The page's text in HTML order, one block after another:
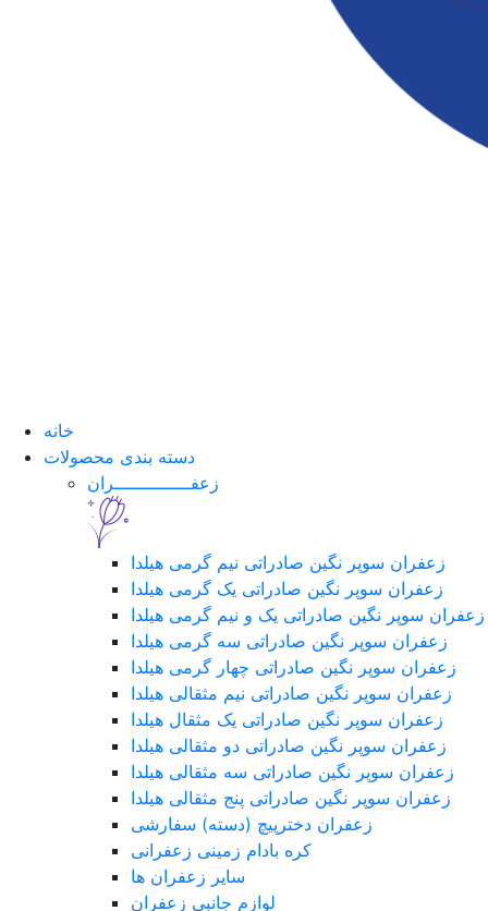
خانه
دسته بندی محصولات
زعفــــــــــــــران
زعفران سوپر نگین صادراتی نیم گرمی هیلدا
زعفران سوپر نگین صادراتی یک گرمی هیلدا
زعفران سوپر نگین صادراتی یک و نیم گرمی هیلدا
زعفران سوپر نگین صادراتی سه گرمی هیلدا
زعفران سوپر نگین صادراتی چهار گرمی هیلدا
زعفران سوپر نگین صادراتی نیم مثقالی هیلدا
زعفران سوپر نگین صادراتی یک مثقال هیلدا
زعفران سوپر نگین صادراتی دو مثقالی هیلدا
زعفران سوپر نگین صادراتی سه مثقالی هیلدا
زعفران سوپر نگین صادراتی پنج مثقالی هیلدا
زعفران دخترپیچ (دسته) سفارشی
کره بادام زمینی زعفرانی
سایر زعفران ها
لوازم جانبی زعفران